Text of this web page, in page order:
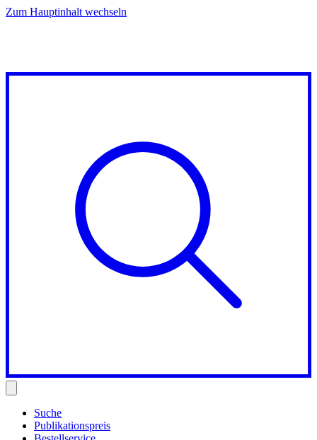
Zum Hauptinhalt wechseln
Suche
Publikationspreis